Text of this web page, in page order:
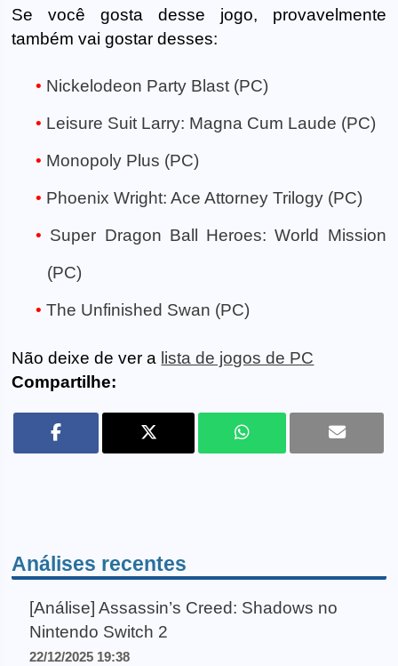
Se você gosta desse jogo, provavelmente
também vai gostar desses:
Nickelodeon Party Blast (PC)
Leisure Suit Larry: Magna Cum Laude (PC)
Monopoly Plus (PC)
Phoenix Wright: Ace Attorney Trilogy (PC)
Super Dragon Ball Heroes: World Mission
(PC)
The Unfinished Swan (PC)
Não deixe de ver a lista de jogos de PC
Compartilhe:
Análises recentes
[Análise] Assassin’s Creed: Shadows no
Nintendo Switch 2
22/12/2025 19:38